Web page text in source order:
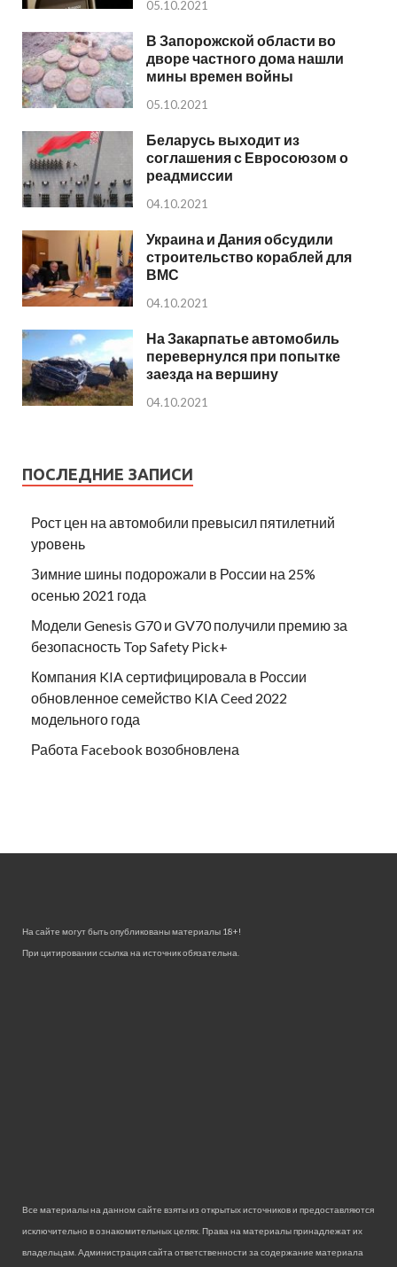
05.10.2021
В Запорожской области во
дворе частного дома нашли
мины времен войны
05.10.2021
Беларусь выходит из
соглашения с Евросоюзом о
реадмиссии
04.10.2021
Украина и Дания обсудили
строительство кораблей для
ВМС
04.10.2021
На Закарпатье автомобиль
перевернулся при попытке
заезда на вершину
04.10.2021
ПОСЛЕДНИЕ ЗАПИСИ
Рост цен на автомобили превысил пятилетний
уровень
Зимние шины подорожали в России на 25%
осенью 2021 года
Модели Genesis G70 и GV70 получили премию за
безопасность Top Safety Pick+
Компания KIA сертифицировала в России
обновленное семейство KIA Ceed 2022
модельного года
Работа Facebook возобновлена
На сайте могут быть опубликованы материалы 18+!
При цитировании ссылка на источник обязательна.
Все материалы на данном сайте взяты из открытых источников и предоставляются
исключительно в ознакомительных целях. Права на материалы принадлежат их
владельцам. Администрация сайта ответственности за содержание материала